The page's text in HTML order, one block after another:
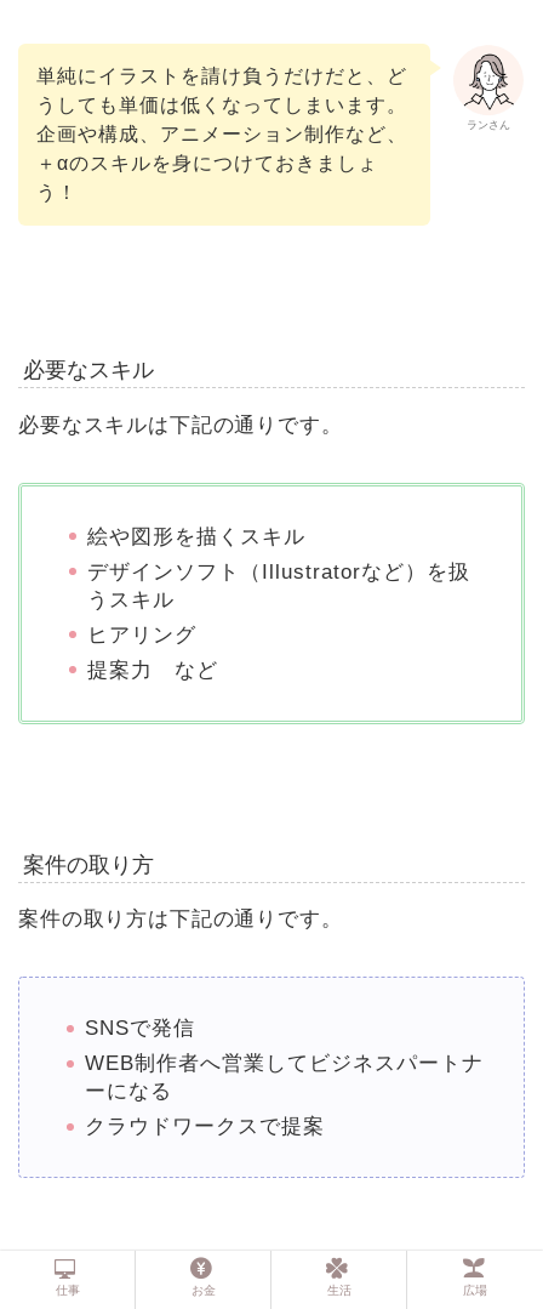
ランさん
単純にイラストを請け負うだけだと、ど
うしても単価は低くなってしまいます。
企画や構成、アニメーション制作など、
＋αのスキルを身につけておきましょ
う！
必要なスキル
必要なスキルは下記の通りです。
絵や図形を描くスキル
デザインソフト（Illustratorなど）を扱
うスキル
ヒアリング
提案力 など
案件の取り方
案件の取り方は下記の通りです。
SNSで発信
WEB制作者へ営業してビジネスパートナ
ーになる
クラウドワークスで提案
仕事 お金 生活 広場